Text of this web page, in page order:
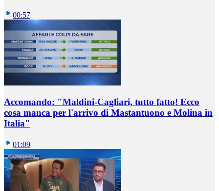
00:57
Accomando: "Maldini-Cagliari, tutto fatto! Ecco
cosa manca per l'arrivo di Mastantuono e Molina in
Italia"
01:09